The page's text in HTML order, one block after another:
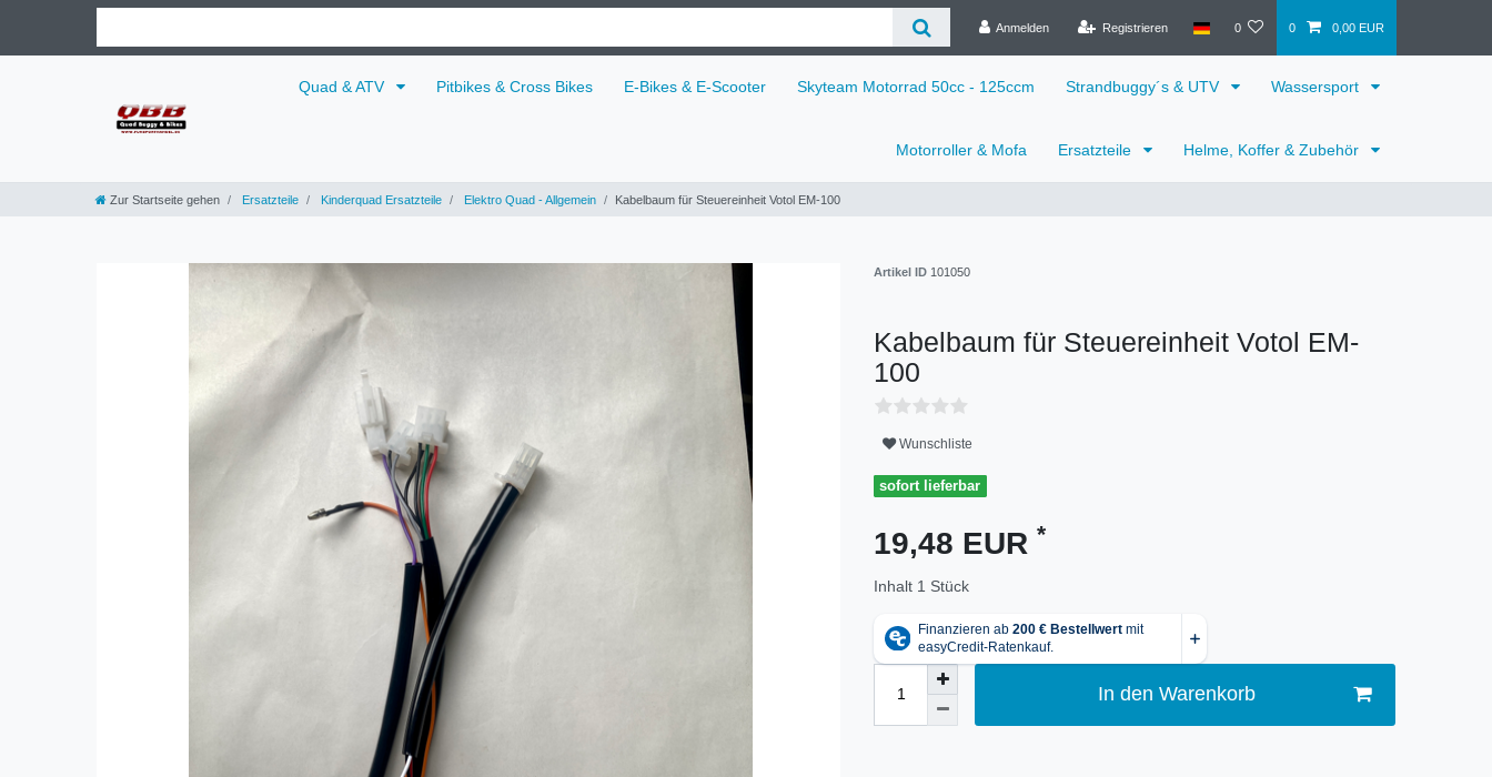
Anmelden Registrieren 0 0 0,00 EUR
Quad & ATV Pitbikes & Cross Bikes E-Bikes & E-Scooter Skyteam Motorrad 50cc - 125ccm Strandbuggy´s & UTV Wassersport
Motorroller & Mofa Ersatzteile Helme, Koffer & Zubehör
Zur Startseite gehen Ersatzteile Kinderquad Ersatzteile Elektro Quad - Allgemein Kabelbaum für Steuereinheit Votol EM-100
Artikel ID 101050
Kabelbaum für Steuereinheit Votol EM-
100
Wunschliste
sofort lieferbar
19,48 EUR *
Inhalt 1 Stück
In den Warenkorb